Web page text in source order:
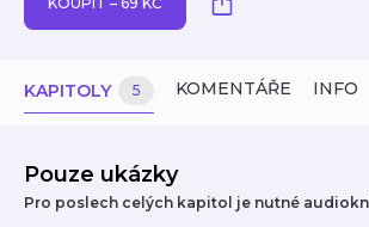
KAPITOLY 5 KOMENTÁŘE INFO
Pouze ukázky
Pro poslech celých kapitol je nutné